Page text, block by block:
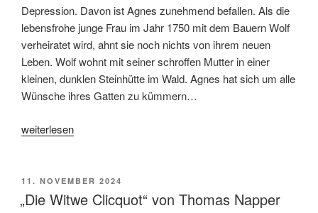
Depression. Davon ist Agnes zunehmend befallen. Als die
lebensfrohe junge Frau im Jahr 1750 mit dem Bauern Wolf
verheiratet wird, ahnt sie noch nichts von ihrem neuen
Leben. Wolf wohnt mit seiner schroffen Mutter in einer
kleinen, dunklen Steinhütte im Wald. Agnes hat sich um alle
Wünsche ihres Gatten zu kümmern…
„„Des
von
Veronika
weiterlesen
VERÖFFENTLICHT
AM
11. NOVEMBER 2024
„Die Witwe Clicquot“ von Thomas Napper